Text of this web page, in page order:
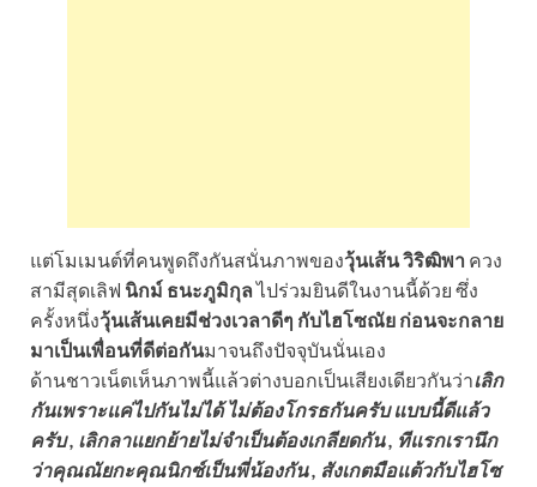
แต่โมเมนต์ที่คนพูดถึงกันสนั่นภาพของวุ้นเส้น วิริฒิพา ควง
สามีสุดเลิฟ นิกม์ ธนะภูมิกุลไปร่วมยินดีในงานนี้ด้วย ซึ่ง
ครั้งหนึ่งวุ้นเส้นเคยมีช่วงเวลาดีๆ กับไฮโซณัย ก่อนจะกลาย
มาเป็นเพื่อนที่ดีต่อกันมาจนถึงปัจจุบันนั่นเอง
ด้านชาวเน็ตเห็นภาพนี้แล้วต่างบอกเป็นเสียงเดียวกันว่าเลิก
กันเพราะแค่ไปกันไม่ได้ ไม่ต้องโกรธกันครับ แบบนี้ดีแล้ว
ครับ , เลิกลาแยกย้ายไม่จำเป็นต้องเกลียดกัน , ทีแรกเรานึก
ว่าคุณณัยกะคุณนิกซ์เป็นพี่น้องกัน , สังเกตมือแต้วกับไฮโซ